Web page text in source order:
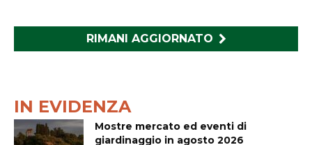
RIMANI AGGIORNATO
IN EVIDENZA
Mostre mercato ed eventi di
giardinaggio in agosto 2026